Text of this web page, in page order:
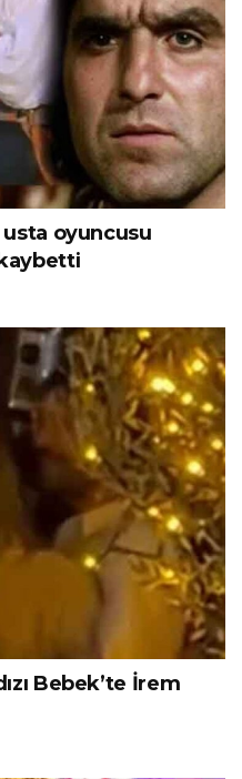
usta oyuncusu
Bebek’te İrem